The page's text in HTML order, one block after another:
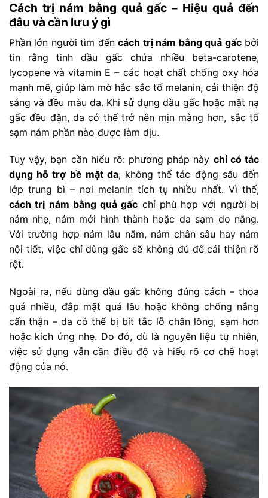
Cách trị nám bằng quả gấc – Hiệu quả đến
đâu và cần lưu ý gì
Phần lớn người tìm đếncách trị nám bằng quả gấcbởi
tin rằng tinh dầu gấc chứa nhiều beta-carotene,
lycopene và vitamin E – các hoạt chất chống oxy hóa
mạnh mẽ, giúp làm mờ hắc sắc tố melanin, cải thiện độ
sáng và đều màu da. Khi sử dụng dầu gấc hoặc mặt nạ
gấc đều đặn, da có thể trở nên mịn màng hơn, sắc tố
sạm nám phần nào được làm dịu.
Tuy vậy, bạn cần hiểu rõ: phương pháp này chỉ có tác
dụng hỗ trợ bề mặt da, không thể tác động sâu đến
lớp trung bì – nơi melanin tích tụ nhiều nhất. Vì thế,
cách trị nám bằng quả gấc chỉ phù hợp với người bị
nám nhẹ, nám mới hình thành hoặc da sạm do nắng.
Với trường hợp nám lâu năm, nám chân sâu hay nám
nội tiết, việc chỉ dùng gấc sẽ không đủ để cải thiện rõ
rệt.
Ngoài ra, nếu dùng dầu gấc không đúng cách – thoa
quá nhiều, đắp mặt quá lâu hoặc không chống nắng
cẩn thận – da có thể bị bít tắc lỗ chân lông, sạm hơn
hoặc kích ứng nhẹ. Do đó, dù là nguyên liệu tự nhiên,
việc sử dụng vẫn cần điều độ và hiểu rõ cơ chế hoạt
động của nó.